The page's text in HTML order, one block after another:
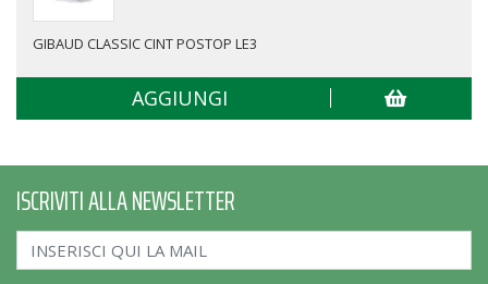
GIBAUD CLASSIC CINT POSTOP LE3
AGGIUNGI
ISCRIVITI ALLA NEWSLETTER